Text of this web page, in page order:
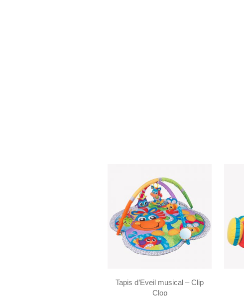
Tapis d’Eveil musical – Clip
Clop